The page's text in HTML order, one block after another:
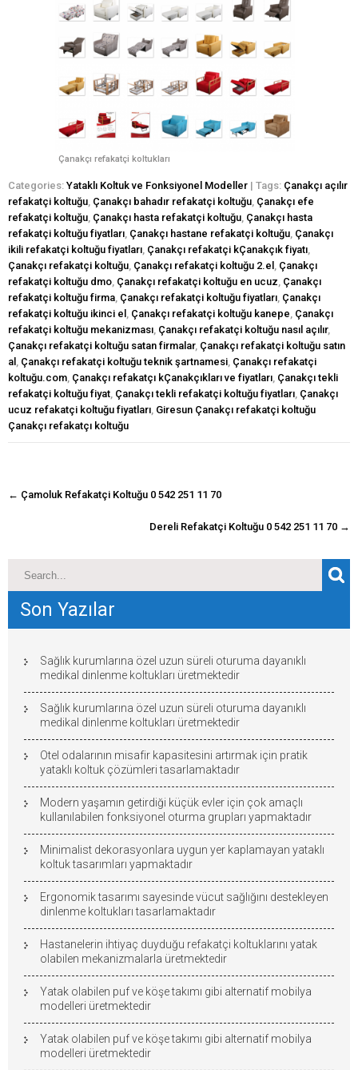
Çanakçı refakatçi koltukları
Categories: Yataklı Koltuk ve Fonksiyonel Modeller | Tags: Çanakçı açılır
refakatçi koltuğu, Çanakçı bahadır refakatçi koltuğu, Çanakçı efe
refakatçi koltuğu, Çanakçı hasta refakatçi koltuğu, Çanakçı hasta
refakatçi koltuğu fiyatları, Çanakçı hastane refakatçi koltuğu, Çanakçı
ikili refakatçi koltuğu fiyatları, Çanakçı refakatçi kÇanakçık fiyatı,
Çanakçı refakatçi koltuğu, Çanakçı refakatçi koltuğu 2.el , Çanakçı
refakatçi koltuğu dmo, Çanakçı refakatçi koltuğu en ucuz, Çanakçı
refakatçi koltuğu firma, Çanakçı refakatçi koltuğu fiyatları, Çanakçı
refakatçi koltuğu ikinci el , Çanakçı refakatçi koltuğu kanepe, Çanakçı
refakatçi koltuğu mekanizması, Çanakçı refakatçi koltuğu nasıl açılır,
Çanakçı refakatçi koltuğu satan firmalar, Çanakçı refakatçi koltuğu satın
al , Çanakçı refakatçi koltuğu teknik şartnamesi, Çanakçı refakatçi
koltuğu.com, Çanakçı refakatçı kÇanakçıkları ve fiyatları, Çanakçı tekli
refakatçi koltuğu fiyat, Çanakçı tekli refakatçi koltuğu fiyatları, Çanakçı
ucuz refakatçi koltuğu fiyatları, Giresun Çanakçı refakatçi koltuğu
Çanakçı refakatçı koltuğu
navigasyon
← Çamoluk Refakatçi Koltuğu 0 542 251 11 70
Dereli Refakatçi Koltuğu 0 542 251 11 70 →
Son Yazılar
Sağlık kurumlarına özel uzun süreli oturuma dayanıklı
medikal dinlenme koltukları üretmektedir
Sağlık kurumlarına özel uzun süreli oturuma dayanıklı
medikal dinlenme koltukları üretmektedir
Otel odalarının misafir kapasitesini artırmak için pratik
yataklı koltuk çözümleri tasarlamaktadır
Modern yaşamın getirdiği küçük evler için çok amaçlı
kullanılabilen fonksiyonel oturma grupları yapmaktadır
Minimalist dekorasyonlara uygun yer kaplamayan yataklı
koltuk tasarımları yapmaktadır
Ergonomik tasarımı sayesinde vücut sağlığını destekleyen
dinlenme koltukları tasarlamaktadır
Hastanelerin ihtiyaç duyduğu refakatçi koltuklarını yatak
olabilen mekanizmalarla üretmektedir
Yatak olabilen puf ve köşe takımı gibi alternatif mobilya
modelleri üretmektedir
Yatak olabilen puf ve köşe takımı gibi alternatif mobilya
modelleri üretmektedir